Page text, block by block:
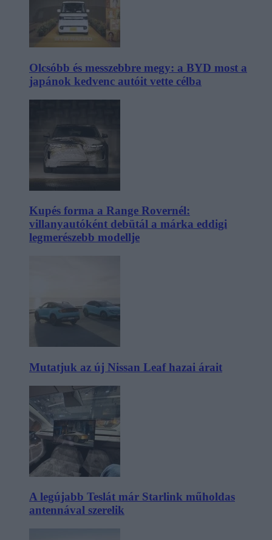
Olcsóbb és messzebbre megy: a BYD most a
japánok kedvenc autóit vette célba
Kupés forma a Range Rovernél:
villanyautóként debütál a márka eddigi
legmerészebb modellje
Mutatjuk az új Nissan Leaf hazai árait
A legújabb Teslát már Starlink műholdas
antennával szerelik